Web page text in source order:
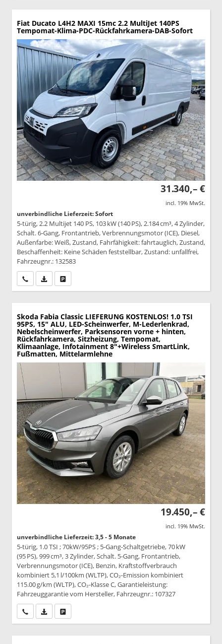
Fiat Ducato L4H2 MAXI 15mc 2.2 MultiJet 140PS
Tempomat-Klima-PDC-Rückfahrkamera-DAB-Sofort
31.340,– €
incl. 19% MwSt.
unverbindliche Lieferzeit: Sofort
5-türig, 2.2 Multijet 140 PS, 103 kW (140 PS), 2.184 cm³, 4 Zylinder,
Schalt. 6-Gang, Frontantrieb, Verbrennungsmotor (ICE), Diesel,
Außenfarbe: Weiß, Zustand, Fahrfähigkeit: fahrtauglich, Zustand,
Beschaffenheit: Keine Schäden feststellbar, Zustand: unfallfrei,
Fahrzeugnr.: 132583
Wir rufen Sie anPDF-Datei, Fahrzeugexposé drucken
Skoda Fabia Classic LIEFERUNG KOSTENLOS! 1.0 TSI
95PS, 15" ALU, LED-Scheinwerfer, M-Lederlenkrad,
Nebelscheinwerfer, Parksensoren vorne + hinten,
Rückfahrkamera, Sitzheizung, Tempomat,
Klimaanlage, Infotainment 8"+Wireless SmartLink,
Fußmatten, Mittelarmlehne
19.450,– €
incl. 19% MwSt.
unverbindliche Lieferzeit: 3,5 - 5 Monate
5-türig, 1.0 TSI ; 70kW/95PS ; 5-Gang-Schaltgetriebe, 70 kW
(95 PS), 999 cm³, 3 Zylinder, Schalt. 5-Gang, Frontantrieb,
Verbrennungsmotor (ICE), Benzin, Kraftstoffverbrauch
kombiniert 5,1 l/100km (WLTP), CO₂-Emission kombiniert
115.00 g/km (WLTP), CO₂-Klasse C, Garantieleistung:
Fahrzeuggarantie vom Hersteller, Fahrzeugnr.: 107327
Wir rufen Sie anPDF-Datei, Fahrzeugexposé drucken